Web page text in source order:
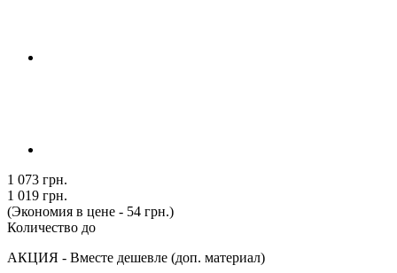
1 073 грн.
1 019 грн.
(Экономия в цене - 54 грн.)
Количество до
АКЦИЯ - Вместе дешевле (доп. материал)